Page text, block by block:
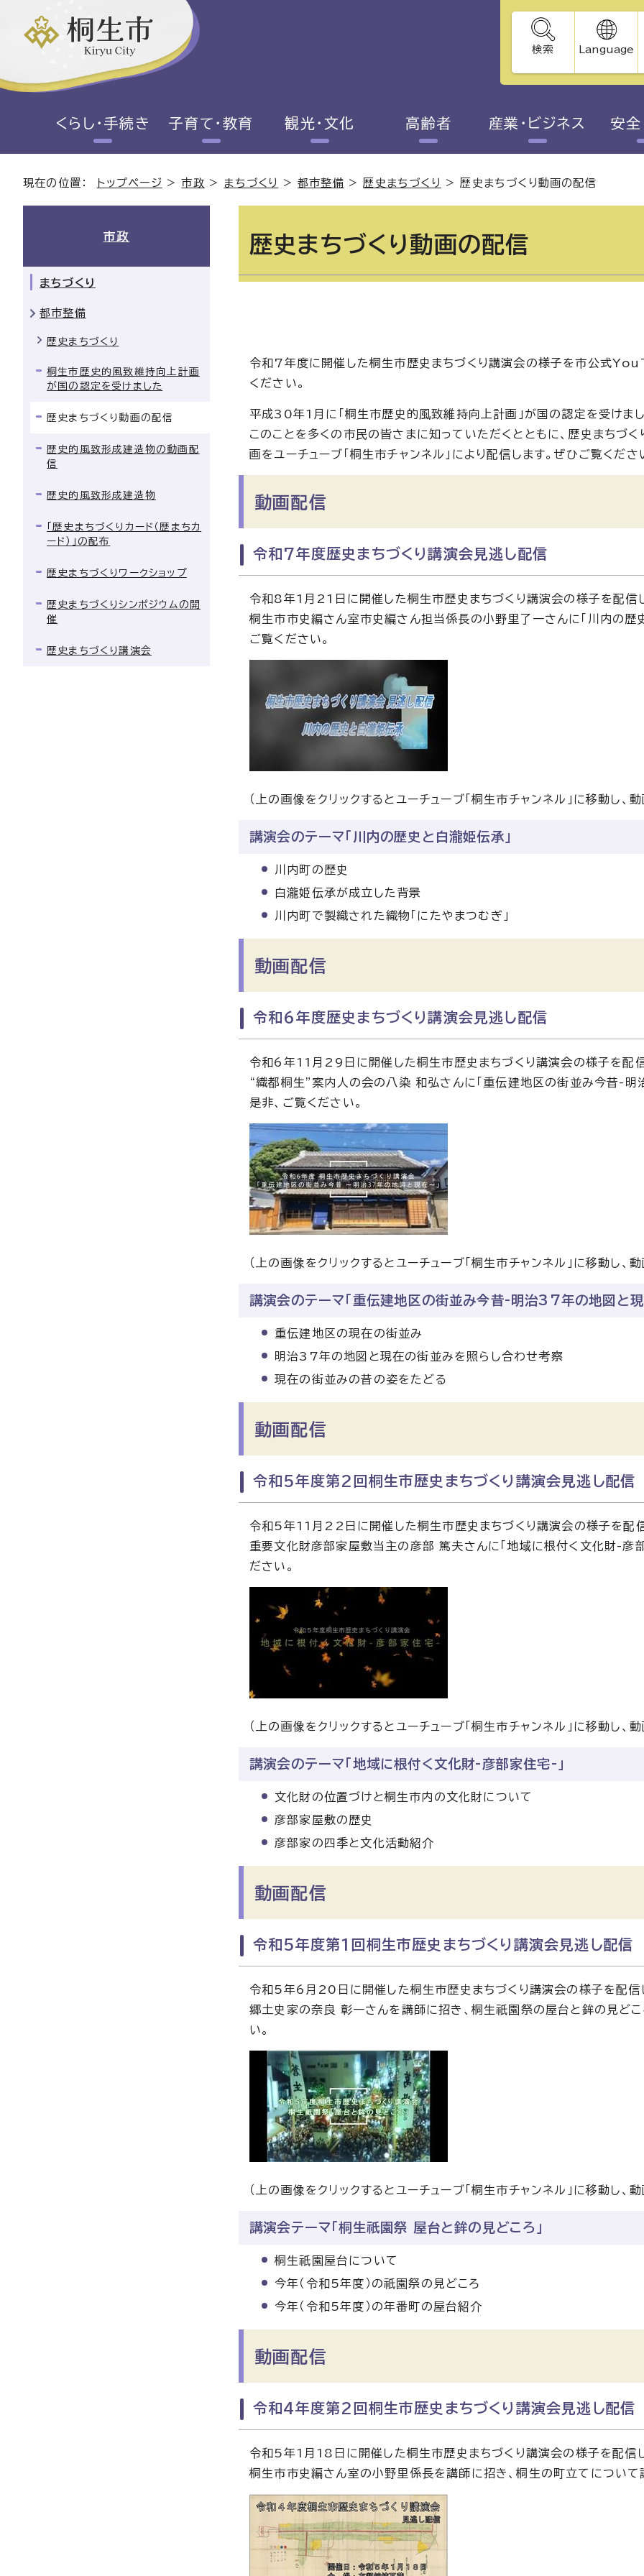
検索 Language
くらし・手続き 子育て・教育 観光・文化 高齢者 産業・ビジネス 安全
現在の位置： トップページ >市政 > まちづくり >都市整備 >歴史まちづくり >歴史まちづくり動画の配信
歴史まちづくり動画の配信
令和7年度に開催した桐生市歴史まちづくり講演会の様子を市公式
ください。
平成30年1月に「桐生市歴史的風致維持向上計画」が国の認定を受けまし
このことを多くの市民の皆さまに知っていただくとともに、歴史まちづ
画をユーチューブ「桐生市チャンネル」により配信します。ぜひご覧くださ
動画配信
令和7年度歴史まちづくり講演会見逃し配信
令和8年1月21日に開催した桐生市歴史まちづくり講演会の様子を配信し
桐生市市史編さん室市史編さん担当係長の小野里了一さんに「川内の歴
ご覧ください。
（上の画像をクリックするとユーチューブ「桐生市チャンネル」に移動し、
講演会のテーマ「川内の歴史と白瀧姫伝承」
川内町の歴史
白瀧姫伝承が成立した背景
川内町で製織された織物「にたやまつむぎ」
動画配信
令和6年度歴史まちづくり講演会見逃し配信
令和6年11月29日に開催した桐生市歴史まちづくり講演会の様子を配信
“織都桐生”案内人の会の八染 和弘さんに「重伝建地区の街並み今昔-明
是非、ご覧ください。
（上の画像をクリックするとユーチューブ「桐生市チャンネル」に移動し、
講演会のテーマ「重伝建地区の街並み今昔-明治37年の地図と現
重伝建地区の現在の街並み
明治37年の地図と現在の街並みを照らし合わせ考察
現在の街並みの昔の姿をたどる
動画配信
令和5年度第2回桐生市歴史まちづくり講演会見逃し配信
令和5年11月22日に開催した桐生市歴史まちづくり講演会の様子を配信
重要文化財彦部家屋敷当主の彦部 篤夫さんに「地域に根付く文化財-彦
ださい。
（上の画像をクリックするとユーチューブ「桐生市チャンネル」に移動し、
講演会のテーマ「地域に根付く文化財-彦部家住宅-」
文化財の位置づけと桐生市内の文化財について
彦部家屋敷の歴史
彦部家の四季と文化活動紹介
動画配信
令和5年度第1回桐生市歴史まちづくり講演会見逃し配信
令和5年6月20日に開催した桐生市歴史まちづくり講演会の様子を配信
郷土史家の奈良 彰一さんを講師に招き、桐生祇園祭の屋台と鉾の見ど
い。
（上の画像をクリックするとユーチューブ「桐生市チャンネル」に移動し、
講演会テーマ「桐生祇園祭 屋台と鉾の見どころ」
桐生祇園屋台について
今年（令和5年度）の祇園祭の見どころ
今年（令和5年度）の年番町の屋台紹介
動画配信
令和4年度第2回桐生市歴史まちづくり講演会見逃し配信
令和5年1月18日に開催した桐生市歴史まちづくり講演会の様子を配信し
桐生市市史編さん室の小野里係長を講師に招き、桐生の町立てについて
市政
まちづくり
都市整備
歴史まちづくり
桐生市歴史的風致維持向上計画
が国の認定を受けました
歴史まちづくり動画の配信
歴史的風致形成建造物の動画配
信
歴史的風致形成建造物
「歴史まちづくりカード（歴まちカ
ード）」の配布
歴史まちづくりワークショップ
歴史まちづくりシンポジウムの開
催
歴史まちづくり講演会